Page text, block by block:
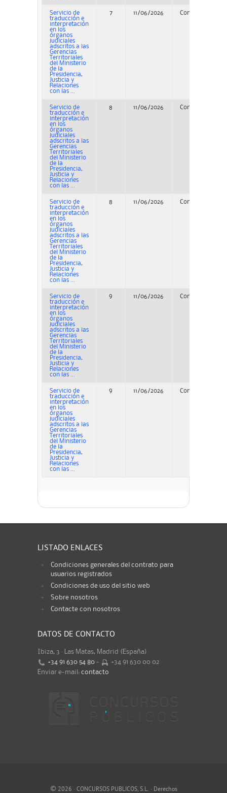
Servicio de
traducción e
interpretación
en los
órganos
judiciales
adscritos a las
Gerencias
Territoriales
del Ministerio
de la
Presidencia,
Justicia y
Relaciones
con las ...
7 11/06/2026 Concurso
Servicio de
traducción e
interpretación
en los
órganos
judiciales
adscritos a las
Gerencias
Territoriales
del Ministerio
de la
Presidencia,
Justicia y
Relaciones
con las ...
8 11/06/2026 Concurso
Servicio de
traducción e
interpretación
en los
órganos
judiciales
adscritos a las
Gerencias
Territoriales
del Ministerio
de la
Presidencia,
Justicia y
Relaciones
con las ...
8 11/06/2026 Concurso
Servicio de
traducción e
interpretación
en los
órganos
judiciales
adscritos a las
Gerencias
Territoriales
del Ministerio
de la
Presidencia,
Justicia y
Relaciones
con las ...
9 11/06/2026 Concurso
Servicio de
traducción e
interpretación
en los
órganos
judiciales
adscritos a las
Gerencias
Territoriales
del Ministerio
de la
Presidencia,
Justicia y
Relaciones
con las ...
9 11/06/2026 Concurso
LISTADO ENLACES
Condiciones generales del contrato para
usuarios registrados
Condiciones de uso del sitio web
Sobre nosotros
Contacte con nosotros
DATOS DE CONTACTO
Ibiza, 3 · Las Matas, Madrid (España)
+34 91 630 54 80 -
+34 91 630 00 02
Enviar e-mail: contacto
© 2026 · CONCURSOS PUBLICOS, S.L. · Derechos